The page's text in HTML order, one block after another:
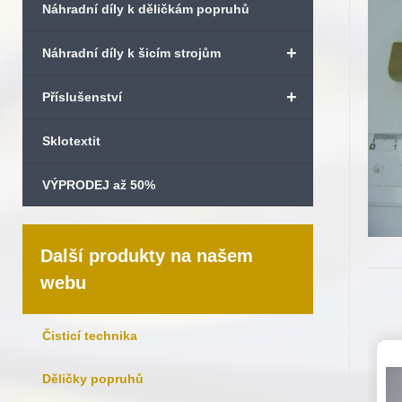
Náhradní díly k děličkám popruhů
+
Náhradní díly k šicím strojům
+
Příslušenství
Sklotextit
VÝPRODEJ až 50%
Další produkty na našem
webu
Čisticí technika
Děličky popruhů